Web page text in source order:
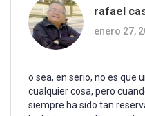
rafael
enero 27,
o sea, en serio, no es que
cualquier cosa, pero
siempre ha sido tan